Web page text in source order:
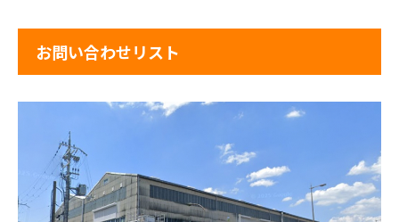
お問い合わせリスト